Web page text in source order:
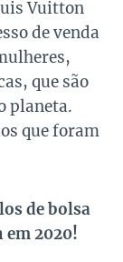
Vuitton
de venda
que são
planeta.
que foram
de bolsa
2020!